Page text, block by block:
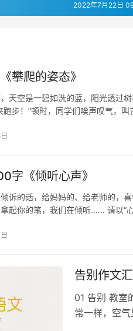
2022年7月22日
攀爬的姿态》
天空是一碧如洗的蓝，阳光透过
跑步！”顿时，同学们唉声叹气，
字《倾听心声》
诉的话，给妈妈的、给老师的，
起你的笔，我们在倾听…… 请以“
告别作文
01 告别 教室
常一样，空